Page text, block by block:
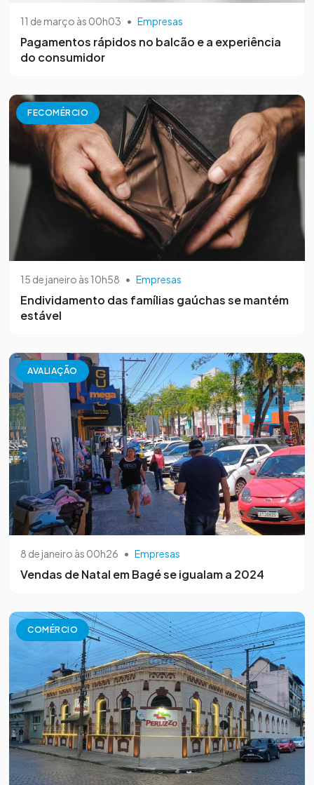
11 de março às 00h03 • Empresas
Pagamentos rápidos no balcão e a experiência
do consumidor
FECOMÉRCIO
15 de janeiro às 10h58 • Empresas
Endividamento das famílias gaúchas se mantém
estável
AVALIAÇÃO
8 de janeiro às 00h26 • Empresas
Vendas de Natal em Bagé se igualam a 2024
COMÉRCIO